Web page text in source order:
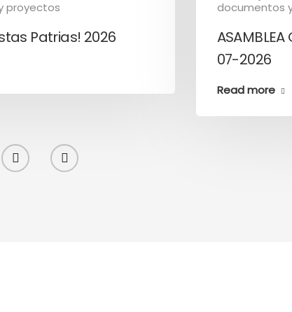
proyectos
Patrias! 2026
documentos
ASAMBLEA
07-2026
Read more